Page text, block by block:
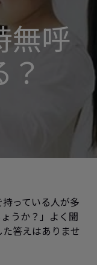
無呼
っている人が多
うか？」よく聞
答えはありませ